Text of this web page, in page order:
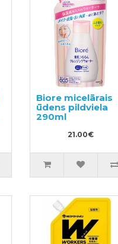
Biore micelārais
ūdens pildviela
290ml
21.00€